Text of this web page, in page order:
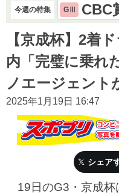
今週の特集 GⅢ CBC
【京成杯】2着
内「完璧に乗れ
ノエージェント
2025年1月19日 16:47
シェア
19日のG3・京成杯